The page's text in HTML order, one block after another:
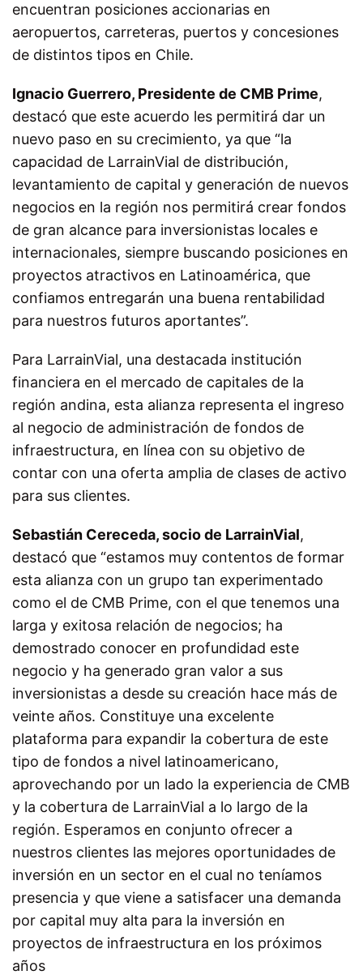
encuentran posiciones accionarias en
aeropuertos, carreteras, puertos y concesiones
de distintos tipos en Chile.
Ignacio Guerrero, Presidente de CMB Prime,
destacó que este acuerdo les permitirá dar un
nuevo paso en su crecimiento, ya que “la
capacidad de LarrainVial de distribución,
levantamiento de capital y generación de nuevos
negocios en la región nos permitirá crear fondos
de gran alcance para inversionistas locales e
internacionales, siempre buscando posiciones en
proyectos atractivos en Latinoamérica, que
confiamos entregarán una buena rentabilidad
para nuestros futuros aportantes”.
Para LarrainVial, una destacada institución
financiera en el mercado de capitales de la
región andina, esta alianza representa el ingreso
al negocio de administración de fondos de
infraestructura, en línea con su objetivo de
contar con una oferta amplia de clases de activo
para sus clientes.
Sebastián Cereceda, socio de LarrainVial,
destacó que “estamos muy contentos de formar
esta alianza con un grupo tan experimentado
como el de CMB Prime, con el que tenemos una
larga y exitosa relación de negocios; ha
demostrado conocer en profundidad este
negocio y ha generado gran valor a sus
inversionistas a desde su creación hace más de
veinte años. Constituye una excelente
plataforma para expandir la cobertura de este
tipo de fondos a nivel latinoamericano,
aprovechando por un lado la experiencia de CMB
y la cobertura de LarrainVial a lo largo de la
región. Esperamos en conjunto ofrecer a
nuestros clientes las mejores oportunidades de
inversión en un sector en el cual no teníamos
presencia y que viene a satisfacer una demanda
por capital muy alta para la inversión en
proyectos de infraestructura en los próximos
años